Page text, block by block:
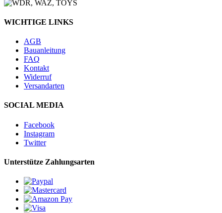
WICHTIGE LINKS
AGB
Bauanleitung
FAQ
Kontakt
Widerruf
Versandarten
SOCIAL MEDIA
Facebook
Instagram
Twitter
Unterstütze Zahlungsarten